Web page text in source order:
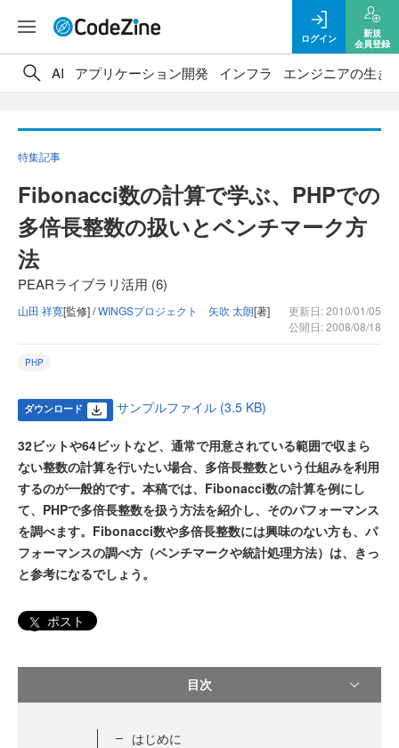
ログイン
新規
会員登録
AI アプリケーション開発 インフラ エンジニアの生き
特集記事
Fibonacci数の計算で学ぶ、PHPでの
多倍長整数の扱いとベンチマーク方
法
PEARライブラリ活用 (6)
山田 祥寛[監修] /WINGSプロジェクト 矢吹 太朗[著]
更新日: 2010/01/05
公開日: 2008/08/18
PHP
ダウンロード サンプルファイル (3.5 KB)
32ビットや64ビットなど、通常で用意されている範囲で収まら
ない整数の計算を行いたい場合、多倍長整数という仕組みを利用
するのが一般的です。本稿では、Fibonacci数の計算を例にし
て、PHPで多倍長整数を扱う方法を紹介し、そのパフォーマンス
を調べます。Fibonacci数や多倍長整数には興味のない方も、パ
フォーマンスの調べ方（ベンチマークや統計処理方法）は、きっ
と参考になるでしょう。
ポスト
目次
はじめに